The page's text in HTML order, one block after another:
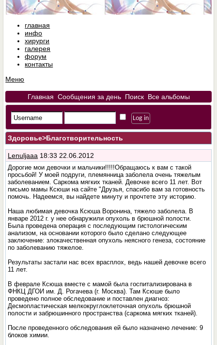
главная
инфо
хирурги
галерея
форум
контакты
Меню
Главная Сообщения за день Поиск Все альбомы
Здоровье>Благотворительность
Lenuljaaa 18:33 22.06.2012
Дорогие мои девочки и мальчики!!!!!Обращаюсь к вам с такой
просьбой! У моей подруги, племянница заболела очень тяжелым
заболеванием. Саркома мягких тканей. Девочке всего 11 лет. Вот
письмо мамы Ксюши на сайте "Друзья, спасибо вам за готовность
помочь. Надеемся, вы найдете минуту и прочтете эту историю.
Наша любимая девочка Ксюша Воронина, тяжело заболела. В
январе 2012 г. у нее обнаружили опухоль в брюшной полости.
Была проведена операция с последующим гистологическим
анализом, на основании которого было сделано следующее
заключение: злокачественная опухоль неясного генеза, состояние
по заболеванию тяжелое.
Результаты застали нас всех врасплох, ведь нашей девочке всего
11 лет.
В феврале Ксюша вместе с мамой была госпитализирована в
ФНКЦ ДГОИ им. Д. Рогачева (г. Москва). Там Ксюше было
проведено полное обследование и поставлен диагноз:
Десмопластическая мелкокруглоклеточная опухоль брюшной
полости и забрюшинного пространства (саркома мягких тканей).
После проведенного обследования ей было назначено лечение: 9
блоков химии.